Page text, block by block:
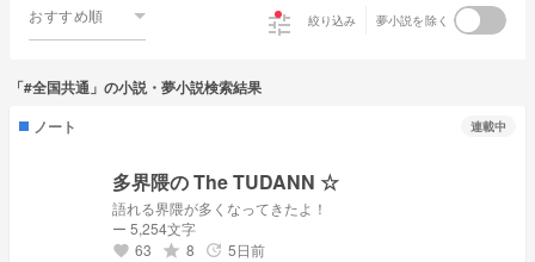
おすすめ順 tune 絞り込み 夢小説を除く
「#全国共通」の小説・夢小説検索結果
ノート
連載中
多界隈の The TUDANN ☆
語れる界隈が多くなってきたよ！
ー 5,254文字
favorite 63 grade 8 update 5日前